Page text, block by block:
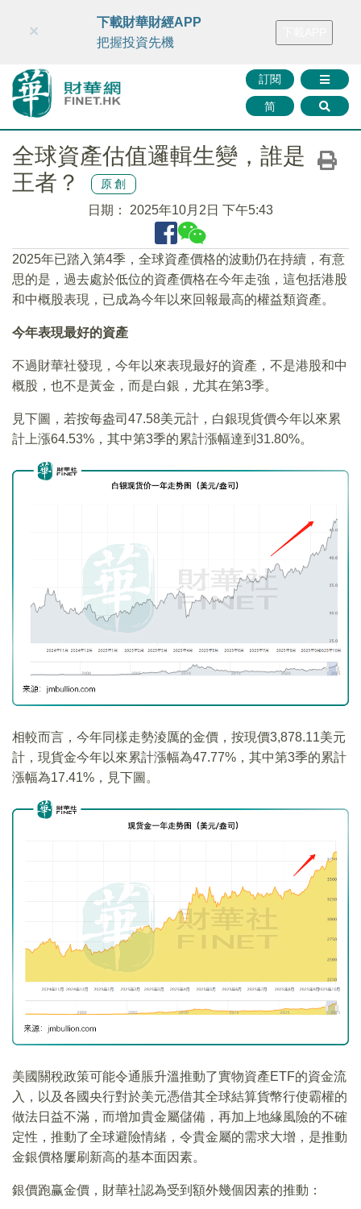
財華智庫網 FINTV FINMETA 財華證券 媒體矩陣
訂閱
简
×
下載財華財經APP
把握投資先機
全球資產估值邏輯生變，誰是
王者？
原創
日期： 2025年10月2日 下午5:43
2025年已踏入第4季，全球資產價格的波動仍在持續，有意
思的是，過去處於低位的資產價格在今年走強，這包括港股
和中概股表現，已成為今年以來回報最高的權益類資產。
今年表現最好的資產
不過財華社發現，今年以來表現最好的資產，不是港股和中
概股，也不是黃金，而是白銀，尤其在第3季。
見下圖，若按每盎司47.58美元計，白銀現貨價今年以來累
計上漲64.53%，其中第3季的累計漲幅達到31.80%。
相較而言，今年同樣走勢淩厲的金價，按現價3,878.11美元
計，現貨金今年以來累計漲幅為47.77%，其中第3季的累計
漲幅為17.41%，見下圖。
美國關稅政策可能令通脹升溫推動了實物資產ETF的資金流
入，以及各國央行對於美元憑借其全球結算貨幣行使霸權的
做法日益不滿，而增加貴金屬儲備，再加上地緣風險的不確
定性，推動了全球避險情緒，令貴金屬的需求大增，是推動
金銀價格屢刷新高的基本面因素。
銀價跑赢金價，財華社認為受到額外幾個因素的推動：